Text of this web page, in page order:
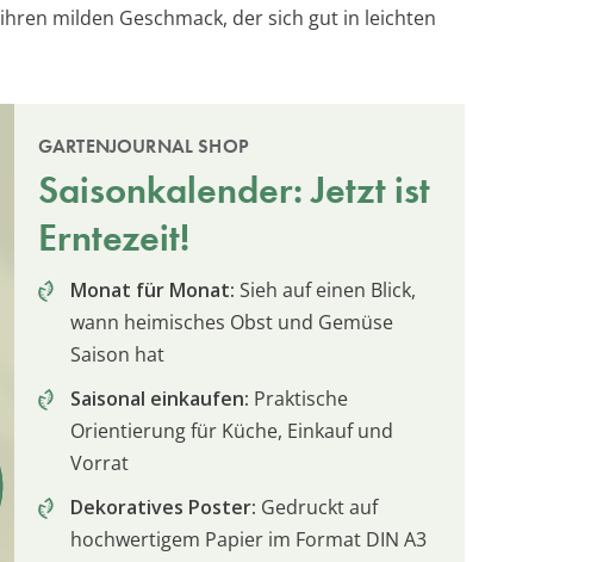
milden Geschmack, der sich gut in leichten
GARTENJOURNAL SHOP
Saisonkalender: Jetzt ist
Erntezeit!
Monat für Monat: Sieh auf einen Blick,
wann heimisches Obst und Gemüse
Saison hat
Saisonal einkaufen: Praktische
Orientierung für Küche, Einkauf und
Vorrat
Dekoratives Poster: Gedruckt auf
hochwertigem Papier im Format DIN A3